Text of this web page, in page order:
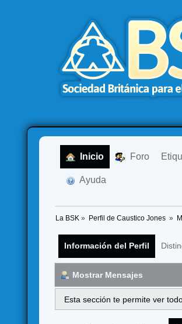
Inicio Foro
Ayuda
La BSK » Perfil de Caustico Jones »
Información del Perfil
Mostrar Mensajes
Esta sección te permite ver